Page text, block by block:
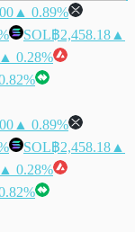
▲ 0.89%
SOL฿2,458.18 ▲
▲ 0.28%
▲ 0.89%
SOL฿2,458.18 ▲
▲ 0.28%